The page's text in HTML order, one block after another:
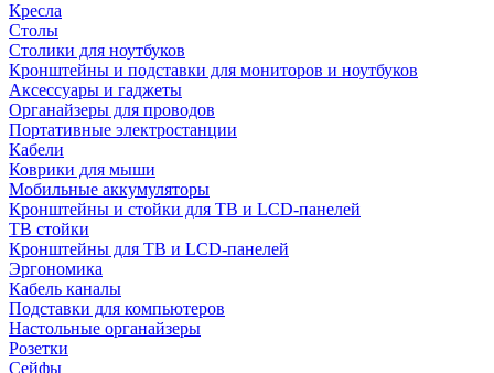
Кресла
Столы
Столики для ноутбуков
Кронштейны и подставки для мониторов и ноутбуков
Аксессуары и гаджеты
Органайзеры для проводов
Портативные электростанции
Кабели
Коврики для мыши
Мобильные аккумуляторы
Кронштейны и стойки для ТВ и LCD-панелей
ТВ стойки
Кронштейны для ТВ и LCD-панелей
Эргономика
Кабель каналы
Подставки для компьютеров
Настольные органайзеры
Розетки
Сейфы